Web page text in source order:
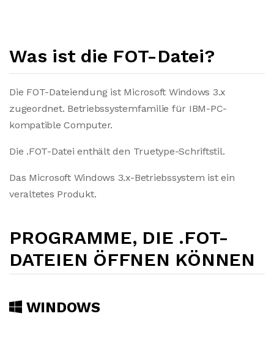
Was ist die FOT-Datei?
Die FOT-Dateiendung ist Microsoft Windows 3.x
zugeordnet. Betriebssystemfamilie für IBM-PC-
kompatible Computer.
Die .FOT-Datei enthält den Truetype-Schriftstil.
Das Microsoft Windows 3.x-Betriebssystem ist ein
veraltetes Produkt.
PROGRAMME, DIE .FOT-
DATEIEN ÖFFNEN KÖNNEN
WINDOWS